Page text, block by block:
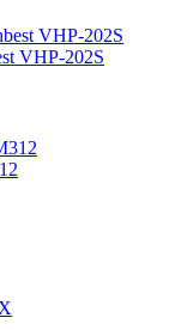
VHP-202S